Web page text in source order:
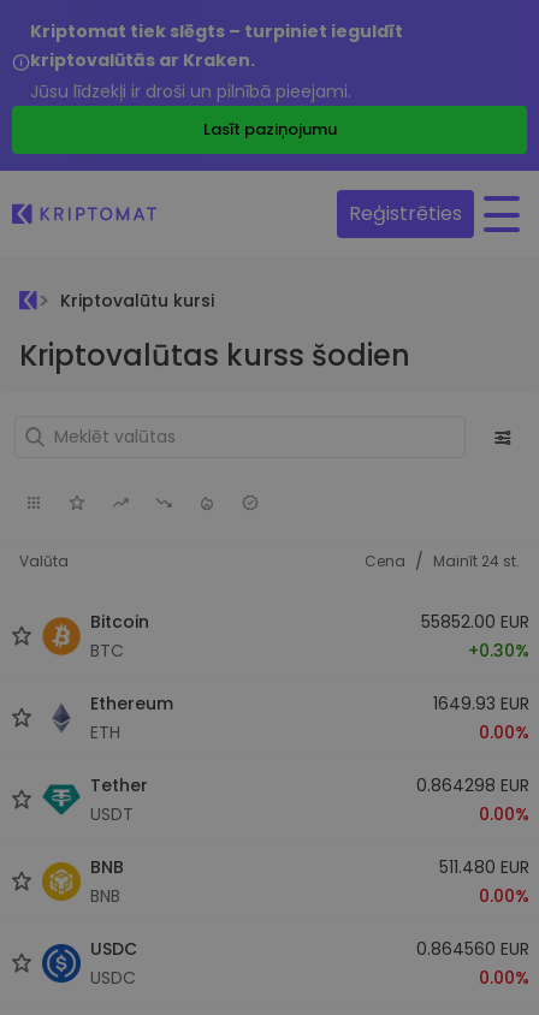
Kriptomat tiek slēgts – turpiniet ieguldīt
kriptovalūtās ar Kraken.
Jūsu līdzekļi ir droši un pilnībā pieejami.
Lasīt paziņojumu
Reģistrēties
Kriptovalūtu kursi
Kriptovalūtas kurss šodien
Valūta Cena / Mainīt 24 st.
Bitcoin
BTC
55852.00 EUR
+0.30%
Ethereum
ETH
1649.93 EUR
0.00%
Tether
USDT
0.864298 EUR
0.00%
BNB
BNB
511.480 EUR
0.00%
USDC
USDC
0.864560 EUR
0.00%